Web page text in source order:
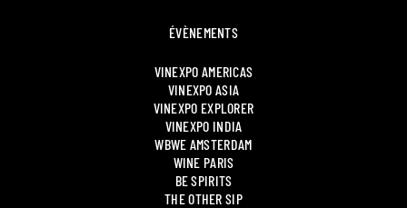
ÉVÈNEMENTS
VINEXPO AMERICAS
VINEXPO ASIA
VINEXPO EXPLORER
VINEXPO INDIA
WBWE AMSTERDAM
WINE PARIS
BE SPIRITS
THE OTHER SIP